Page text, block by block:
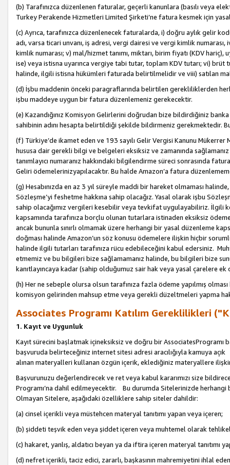
(b) Tarafınızca düzenlenen faturalar, geçerli kanunlara (basılı veya
Turkey Perakende Hizmetleri Limited Şirketi’ne fatura kesmek için
(c) Ayrıca, tarafınızca düzenlenecek faturalarda, i) doğru aylık gelir
adı, varsa ticari unvanı, iş adresi, vergi dairesi ve vergi kimlik
kimlik numarası; v) mal/hizmet tanımı, miktarı, birim fiyatı (KDV
ise) veya istisna uyarınca vergiye tabi tutar, toplam KDV tutarı; vi) brüt
halinde, ilgili istisna hükümleri faturada belirtilmelidir ve viii) satılan
(d) İşbu maddenin önceki paragraflarında belirtilen gerekliliklerden
işbu maddeye uygun bir fatura düzenlemeniz gerekecektir.
(e) Kazandığınız Komisyon Gelirlerini doğrudan bize bildirdiğiniz banka
sahibinin adını hesapta belirtildiği şekilde bildirmeniz gerekmektedir.
(f) Türkiye’de ikamet eden ve 193 sayılı Gelir Vergisi Kanunu
hususa dair gerekli bilgi ve belgeleri eksiksiz ve zamanında
tanımlayıcı numaranız hakkındaki bilgilendirme süreci sonrasında
Geliri ödemelerinizyapılacaktır. Bu halde Amazon’a fatura
(g) Hesabınızda en az 3 yıl süreyle maddi bir hareket olmaması
Sözleşme’yi feshetme hakkına sahip olacağız. Yasal olarak işbu
sahip olacağımız vergileri kesebilir veya tevkifat uygulayabiliriz. İlgili
kapsamında tarafınıza borçlu olunan tutarlara istinaden eksiksiz
ancak bununla sınırlı olmamak üzere herhangi bir yasal düzenleme
doğması halinde Amazon’un söz konusu ödemelere ilişkin hiçbir
halinde ilgili tutarları tarafınıza rücu edebileceğini kabul edersiniz.
etmemiz ve bu bilgileri bize sağlamamanız halinde, bu bilgileri bize
kanıtlayıncaya kadar (sahip olduğumuz sair hak veya yasal çarelere
(h) Her ne sebeple olursa olsun tarafınıza fazla ödeme yapılmış
komisyon gelirinden mahsup etme veya gerekli düzeltmeleri yapma
Associates Programı Katılım Gereklilikleri
1. Kayıt ve Uygunluk
Kayıt sürecini başlatmak içineksiksiz ve doğru bir AssociatesProgramı
başvuruda belirteceğiniz internet sitesi adresi aracılığıyla kamuya
alınan materyalleri kullanan özgün içerik, eklediğiniz materyallere
Başvurunuzu değerlendirecek ve ret veya kabul kararımızı size
Programı’na dahil edilmeyecektir. Bu durumda Sitelerinizde herhangi
Olmayan Sitelere, aşağıdaki özelliklere sahip siteler dahildir:
(a) cinsel içerikli veya müstehcen materyal tanıtımı yapan veya içeren;
(b) şiddeti teşvik eden veya şiddet içeren veya muhtemel olarak
(c) hakaret, yanlış, aldatıcı beyan ya da iftira içeren materyal tanıtımı
(d) nefret içerikli, taciz edici, zararlı, başkasının mahremiyetini ihlal